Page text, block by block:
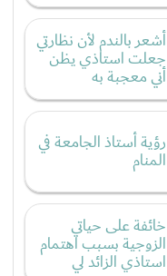
أشعر بالندم لأن نظارتي
جعلت استاذي يظن
أني معجبة به
رؤية أستاذ الجامعة في
المنام
خائفة على حياتي
الزوجية بسبب اهتمام
استاذي الزائد لي